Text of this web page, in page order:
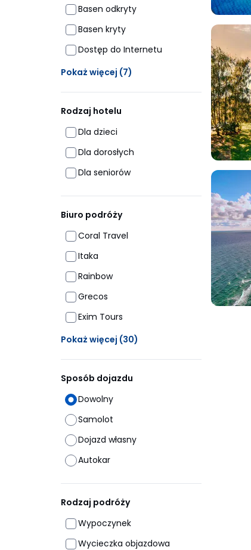
Basen odkryty
Basen kryty
Dostęp do Internetu
Pokaż więcej (7)
Rodzaj hotelu
Dla dzieci
Dla dorosłych
Dla seniorów
Biuro podróży
Coral Travel
Itaka
Rainbow
Grecos
Exim Tours
Pokaż więcej (30)
Sposób dojazdu
Dowolny
Samolot
Dojazd własny
Autokar
Rodzaj podróży
Wypoczynek
Wycieczka objazdowa